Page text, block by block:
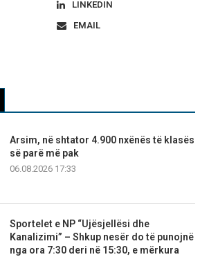
LINKEDIN
EMAIL
Arsim, në shtator 4.900 nxënës të klasës
së parë më pak
06.08.2026 17:33
Sportelet e NP “Ujësjellësi dhe
Kanalizimi” – Shkup nesër do të punojnë
nga ora 7:30 deri në 15:30, e mërkura